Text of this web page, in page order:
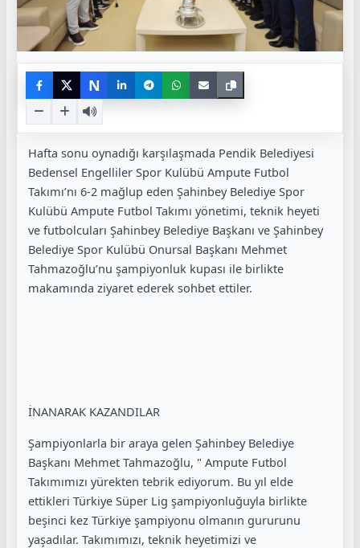
N
Hafta sonu oynadığı karşılaşmada Pendik Belediyesi
Bedensel Engelliler Spor Kulübü Ampute Futbol
Takımı’nı 6-2 mağlup eden Şahinbey Belediye Spor
Kulübü Ampute Futbol Takımı yönetimi, teknik heyeti
ve futbolcuları Şahinbey Belediye Başkanı ve Şahinbey
Belediye Spor Kulübü Onursal Başkanı Mehmet
Tahmazoğlu’nu şampiyonluk kupası ile birlikte
makamında ziyaret ederek sohbet ettiler.
İNANARAK KAZANDILAR
Şampiyonlarla bir araya gelen Şahinbey Belediye
Başkanı Mehmet Tahmazoğlu, " Ampute Futbol
Takımımızı yürekten tebrik ediyorum. Bu yıl elde
ettikleri Türkiye Süper Lig şampiyonluğuyla birlikte
beşinci kez Türkiye şampiyonu olmanın gururunu
yaşadılar. Takımımızı, teknik heyetimizi ve